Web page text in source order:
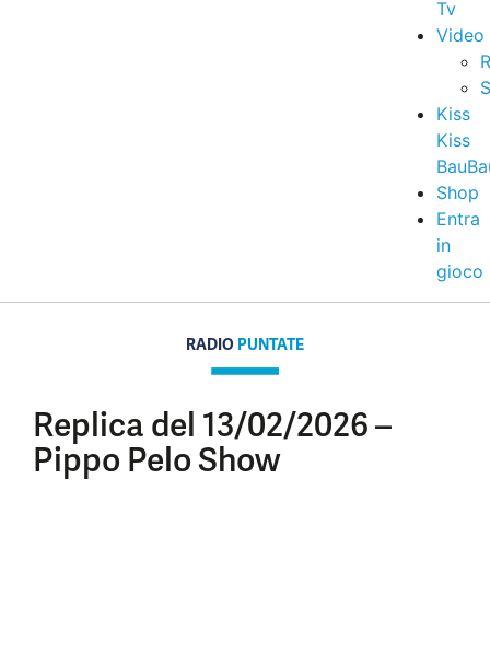
Tv
Video
Kiss
Kiss
Shop
Entra
in
gioco
RADIO PUNTATE
Replica del 13/02/2026 –
Pippo Pelo Show